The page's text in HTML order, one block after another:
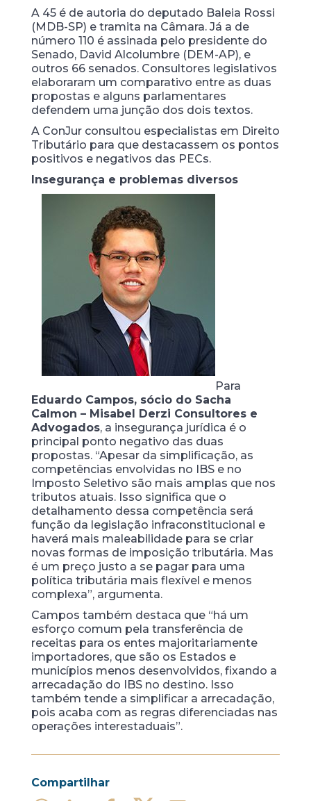
A 45 é de autoria do deputado Baleia Rossi
(MDB-SP) e tramita na Câmara. Já a de
número 110 é assinada pelo presidente do
Senado, David Alcolumbre (DEM-AP), e
outros 66 senados. Consultores legislativos
elaboraram um comparativo entre as duas
propostas e alguns parlamentares
defendem uma junção dos dois textos.
A ConJur consultou especialistas em Direito
Tributário para que destacassem os pontos
positivos e negativos das PECs.
Insegurança e problemas diversos
Para
Eduardo Campos, sócio do Sacha
Calmon – Misabel Derzi Consultores e
Advogados, a insegurança jurídica é o
principal ponto negativo das duas
propostas. “Apesar da simplificação, as
competências envolvidas no IBS e no
Imposto Seletivo são mais amplas que nos
tributos atuais. Isso significa que o
detalhamento dessa competência será
função da legislação infraconstitucional e
haverá mais maleabilidade para se criar
novas formas de imposição tributária. Mas
é um preço justo a se pagar para uma
política tributária mais flexível e menos
complexa”, argumenta.
Campos também destaca que “há um
esforço comum pela transferência de
receitas para os entes majoritariamente
importadores, que são os Estados e
municípios menos desenvolvidos, fixando a
arrecadação do IBS no destino. Isso
também tende a simplificar a arrecadação,
pois acaba com as regras diferenciadas nas
operações interestaduais”.
Compartilhar